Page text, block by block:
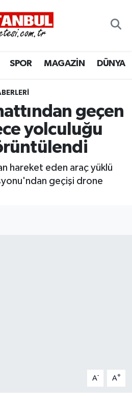
SPOR MAGAZİN DÜNYA
geçen
yolculuğu
hareket eden araç yüklü
geçişi drone
A- A+
ve Fikstür